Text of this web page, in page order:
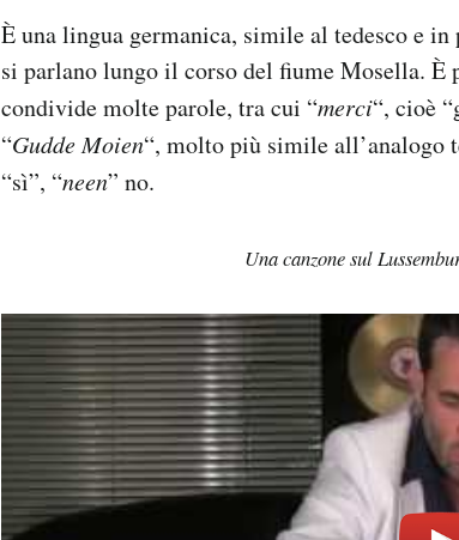
È una lingua germanica, simile al tedesco e
si parlano lungo il corso del fiume Mosella. È
condivide molte parole, tra cui “merci“, cioè
“Gudde Moien“, molto più simile all’analogo
“sì”, “neen” no.
Una canzone sul